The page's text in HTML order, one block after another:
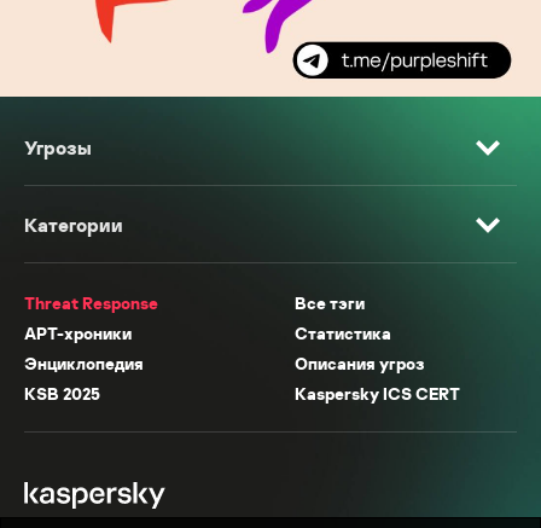
Угрозы
Категории
Threat Response
Все тэги
APT-хроники
Статистика
Энциклопедия
Описания угроз
KSB 2025
Kaspersky ICS CERT